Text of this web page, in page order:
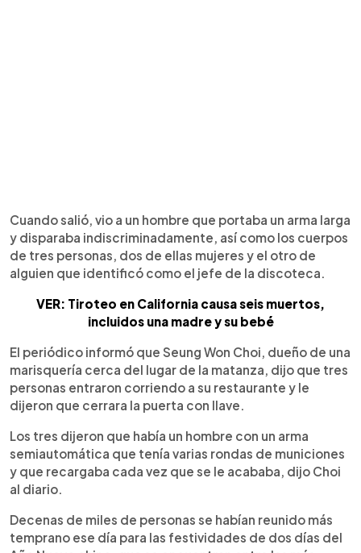
Cuando salió, vio a un hombre que portaba un arma larga
y disparaba indiscriminadamente, así como los cuerpos
de tres personas, dos de ellas mujeres y el otro de
alguien que identificó como el jefe de la discoteca.
VER: Tiroteo en California causa seis muertos,
incluidos una madre y su bebé
El periódico informó que Seung Won Choi, dueño de una
marisquería cerca del lugar de la matanza, dijo que tres
personas entraron corriendo a su restaurante y le
dijeron que cerrara la puerta con llave.
Los tres dijeron que había un hombre con un arma
semiautomática que tenía varias rondas de municiones
y que recargaba cada vez que se le acababa, dijo Choi
al diario.
Decenas de miles de personas se habían reunido más
temprano ese día para las festividades de dos días del